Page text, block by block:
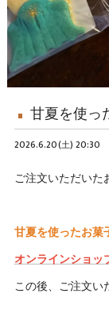
甘夏を使っ
2026.6.20(土) 20:30
ご注文いただいた
甘夏を使ったお菓
オンラインショッ
この後、ご注文い